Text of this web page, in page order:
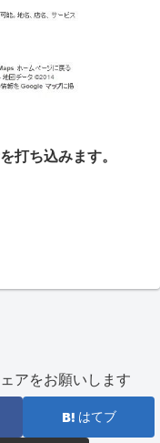
打ち込みます。
アをお願いします
はてブ